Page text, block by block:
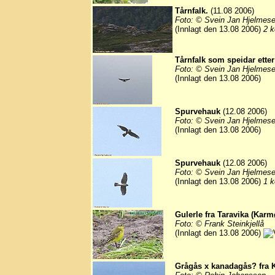
Tårnfalk. (11.08 2006)
Foto: © Svein Jan
(Innlagt den 13.08 2006) 2
Tårnfalk som speidar
Foto: © Svein Jan
(Innlagt den 13.08 2006)
Spurvehauk (12.08 2006)
Foto: © Svein Jan
(Innlagt den 13.08 2006)
Spurvehauk (12.08 2006)
Foto: © Svein Jan
(Innlagt den 13.08 2006) 1
Gulerle fra Taravika
Foto: © Frank Steinkjellå
(Innlagt den 13.08 2006)
Grågås x kanadagås? fra